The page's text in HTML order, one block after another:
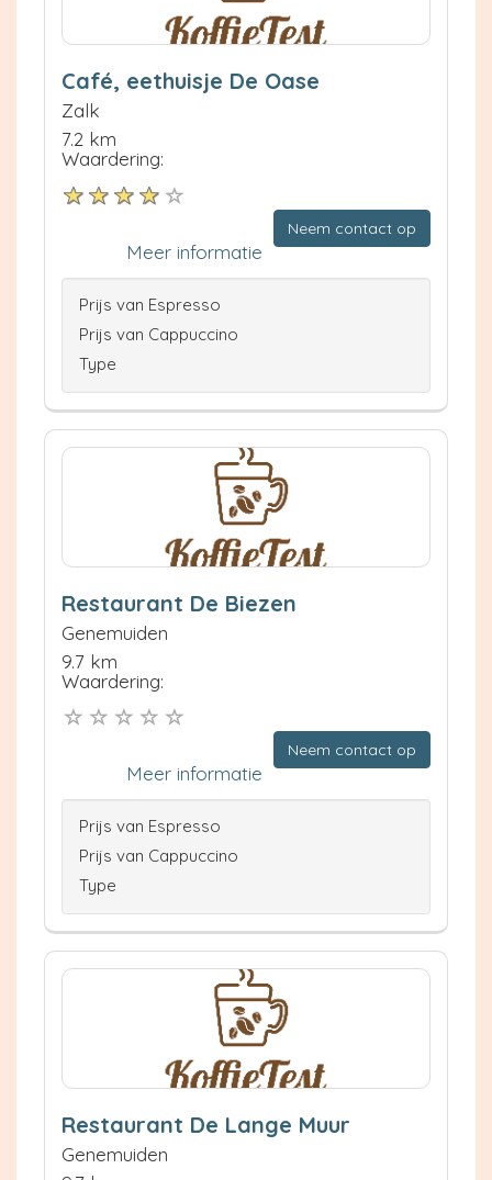
Café, eethuisje De Oase
Zalk
7.2 km
Waardering:
Neem contact op
Meer informatie
Prijs van Espresso
Prijs van Cappuccino
Type
Restaurant De Biezen
Genemuiden
9.7 km
Waardering:
Neem contact op
Meer informatie
Prijs van Espresso
Prijs van Cappuccino
Type
Restaurant De Lange Muur
Genemuiden